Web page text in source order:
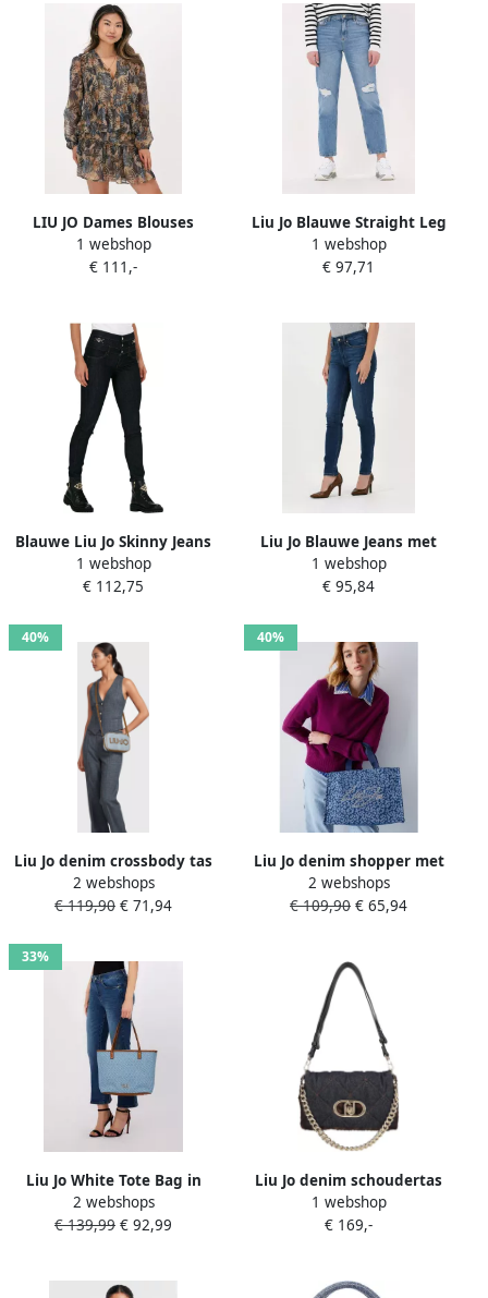
LIU JO Dames Blouses
Tunica Ts Nav Blauw
1 webshop
€ 111,-
Liu Jo Blauwe Straight Leg
Jeans Ecs Pant.denim
Straight H.w.
1 webshop
€ 97,71
Blauwe Liu Jo Skinny Jeans
B.up Rampy H.w. Normal
WAsh
1 webshop
€ 112,75
Liu Jo Blauwe Jeans met
Gebruikte Wassing en
Vernietigde Details Blue
1 webshop
€ 95,84
40%
Liu Jo denim crossbody tas
blauw
2 webshops
€ 119,90 € 71,94
40%
Liu Jo denim shopper met
panterprint bruin
2 webshops
€ 109,90 € 65,94
33%
Liu Jo White Tote Bag in
denim-look model 'Evrim'
2 webshops
€ 139,99 € 92,99
Liu Jo denim schoudertas
met panterprint
donkerblauw bruin
1 webshop
€ 169,-